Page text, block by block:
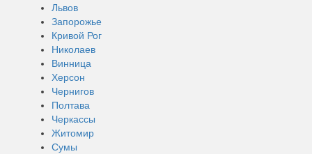
Львов
Запорожье
Кривой Рог
Николаев
Винница
Херсон
Чернигов
Полтава
Черкассы
Житомир
Сумы